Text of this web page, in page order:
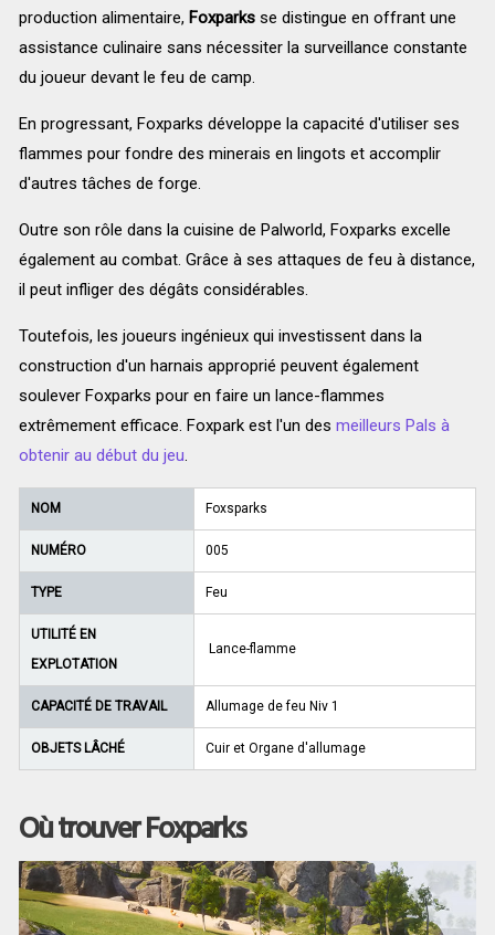
production alimentaire, Foxparksse distingue en offrant une
assistance culinaire sans nécessiter la surveillance constante
du joueur devant le feu de camp.
En progressant, Foxparks développe la capacité d'utiliser ses
flammes pour fondre des minerais en lingots et accomplir
d'autres tâches de forge.
Outre son rôle dans la cuisine de Palworld, Foxparks excelle
également au combat. Grâce à ses attaques de feu à distance,
il peut infliger des dégâts considérables.
Toutefois, les joueurs ingénieux qui investissent dans la
construction d'un harnais approprié peuvent également
soulever Foxparks pour en faire un lance-flammes
extrêmement efficace. Foxpark est l'un des meilleurs Pals à
obtenir au début du jeu.
NOM Foxsparks
NUMÉRO 005
TYPE Feu
UTILITÉ EN
EXPLOTATION
Lance-flamme
CAPACITÉ DE TRAVAIL Allumage de feu Niv 1
OBJETS LÂCHÉ Cuir et Organe d'allumage
Où trouver Foxparks